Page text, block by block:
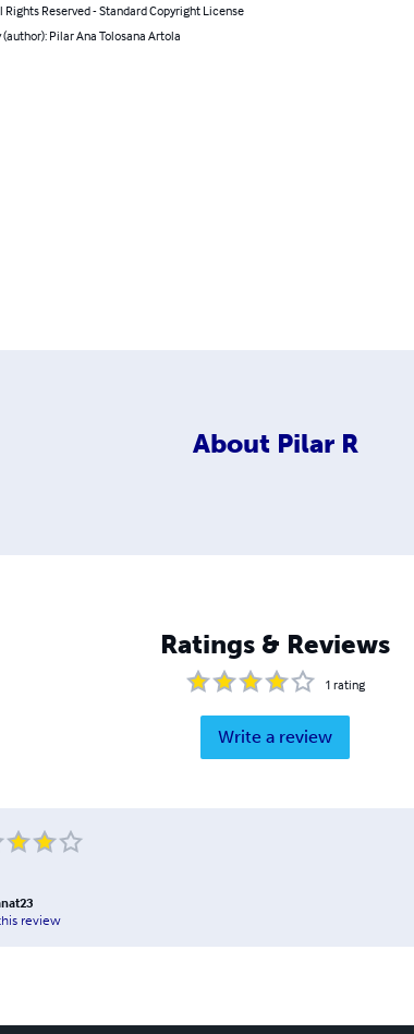
Rights Reserved - Standard Copyright License
(author): Pilar Ana Tolosana Artola
About Pilar R
Ratings & Reviews
1 rating
Write a review
review